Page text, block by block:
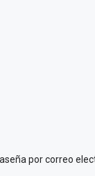
por correo